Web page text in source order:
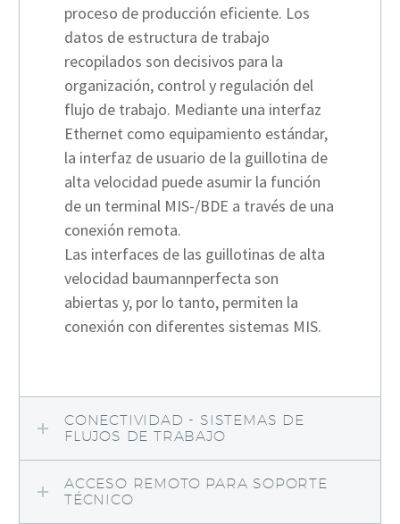
proceso de producción eficiente. Los
datos de estructura de trabajo
recopilados son decisivos para la
organización, control y regulación del
flujo de trabajo. Mediante una interfaz
Ethernet como equipamiento estándar,
la interfaz de usuario de la guillotina de
alta velocidad puede asumir la función
de un terminal MIS-/BDE a través de una
conexión remota.
Las interfaces de las guillotinas de alta
velocidad baumannperfecta son
abiertas y, por lo tanto, permiten la
conexión con diferentes sistemas MIS.
CONECTIVIDAD - SISTEMAS DE
FLUJOS DE TRABAJO
ACCESO REMOTO PARA SOPORTE
TÉCNICO